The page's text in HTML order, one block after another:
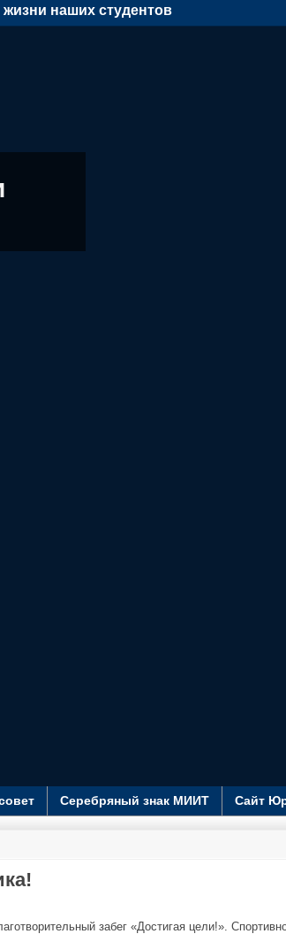
наших студентов
Серебряный знак МИИТ Сайт
забег «Достигая цели!».